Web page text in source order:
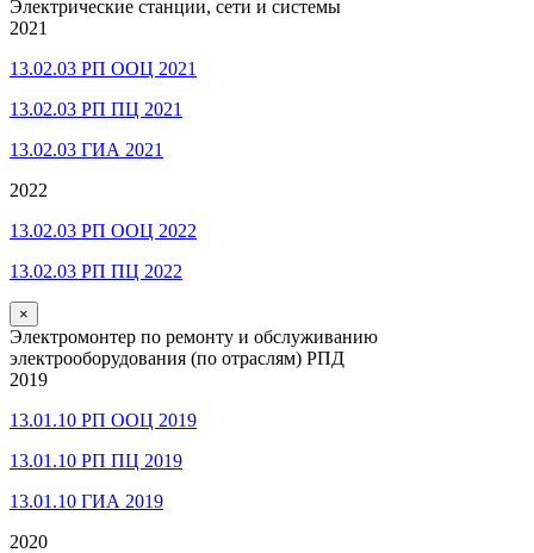
Электрические станции, сети и системы
2021
13.02.03 РП ООЦ 2021
13.02.03 РП ПЦ 2021
13.02.03 ГИА 2021
2022
13.02.03 РП ООЦ 2022
13.02.03 РП ПЦ 2022
×
Электромонтер по ремонту и обслуживанию
электрооборудования (по отраслям) РПД
2019
13.01.10 РП ООЦ 2019
13.01.10 РП ПЦ 2019
13.01.10 ГИА 2019
2020